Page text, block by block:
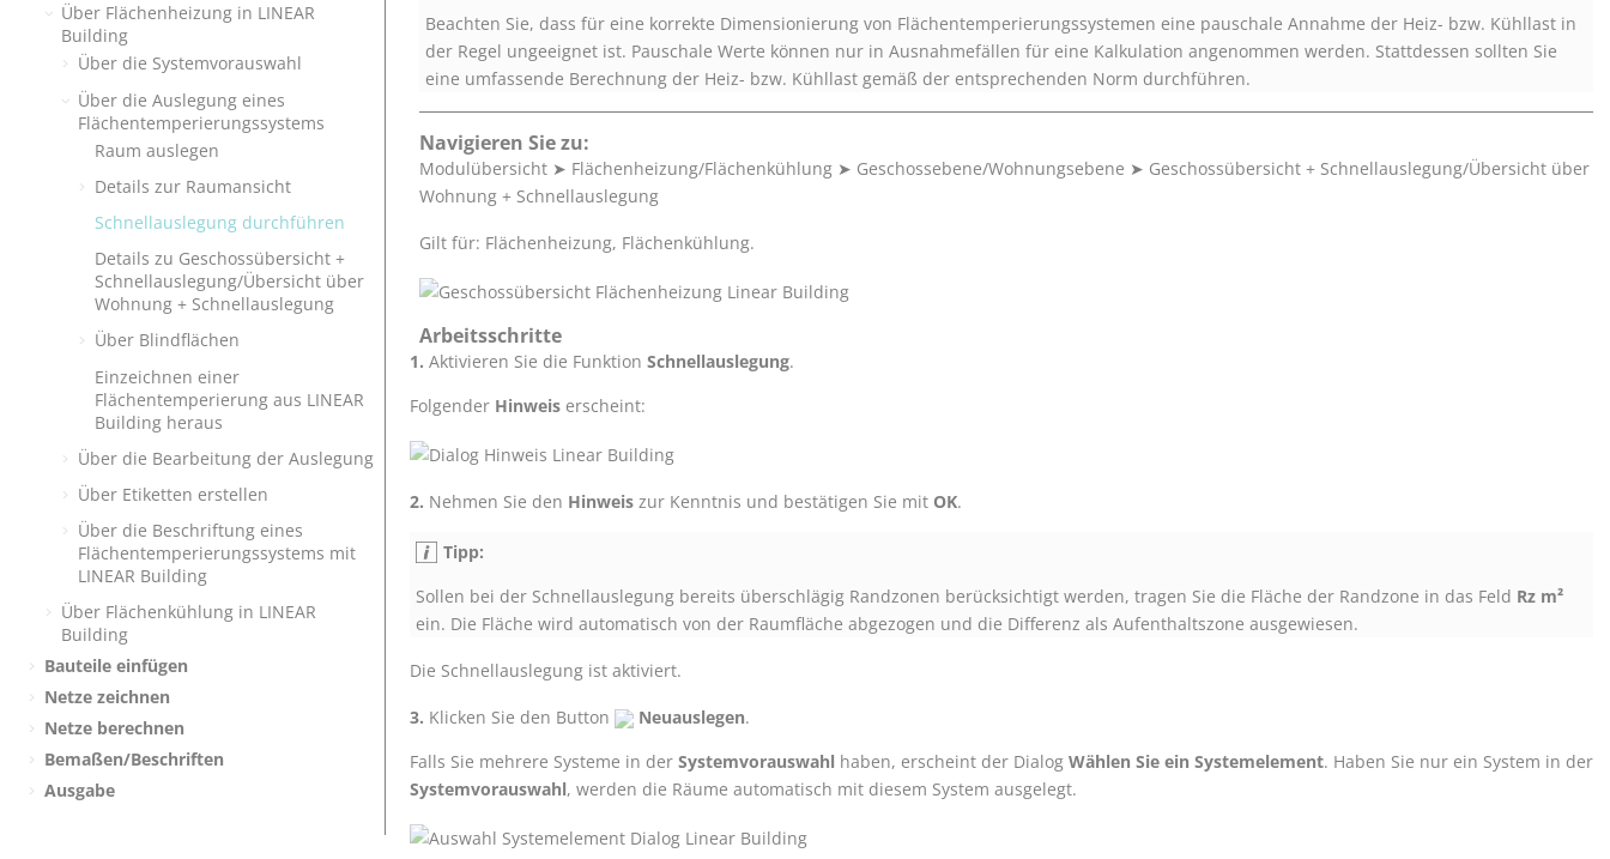
Über Flächenheizung in LINEAR
Building
Über die Systemvorauswahl
Über die Auslegung eines
Flächentemperierungssystems
Raum auslegen
Details zur Raumansicht
Schnellauslegung durchführen
Details zu Geschossübersicht +
Schnellauslegung/Übersicht über
Wohnung + Schnellauslegung
Über Blindflächen
Einzeichnen einer
Flächentemperierung aus LINEAR
Building heraus
Über die Bearbeitung der Auslegung
Über Etiketten erstellen
Über die Beschriftung eines
Flächentemperierungssystems mit
LINEAR Building
Über Flächenkühlung in LINEAR
Building
Bauteile einfügen
Netze zeichnen
Netze berechnen
Bemaßen/Beschriften
Ausgabe
Beachten Sie, dass für eine korrekte Dimensionierung von Flächentemperierungssystemen eine pauschale Annahme der Heiz- bzw. Kühllast in
der Regel ungeeignet ist. Pauschale Werte können nur in Ausnahmefällen für eine Kalkulation angenommen werden. Stattdessen sollten Sie
eine umfassende Berechnung der Heiz- bzw. Kühllast gemäß der entsprechenden Norm durchführen.
Navigieren Sie zu:
Modulübersicht ➤ Flächenheizung/Flächenkühlung ➤ Geschossebene/Wohnungsebene ➤ Geschossübersicht + Schnellauslegung/Übersicht über
Wohnung + Schnellauslegung
Gilt für: Flächenheizung, Flächenkühlung.
Arbeitsschritte
Aktivieren Sie die Funktion Schnellauslegung.
Folgender Hinweis erscheint:
Nehmen Sie den Hinweis zur Kenntnis und bestätigen Sie mit OK.
Tipp:
Sollen bei der Schnellauslegung bereits überschlägig Randzonen berücksichtigt werden, tragen Sie die Fläche der Randzone in das Feld Rz m²
ein. Die Fläche wird automatisch von der Raumfläche abgezogen und die Differenz als Aufenthaltszone ausgewiesen.
Die Schnellauslegung ist aktiviert.
Klicken Sie den Button Neuauslegen.
Falls Sie mehrere Systeme in der Systemvorauswahl haben, erscheint der Dialog Wählen Sie ein Systemelement. Haben Sie nur ein System in der
Systemvorauswahl, werden die Räume automatisch mit diesem System ausgelegt.